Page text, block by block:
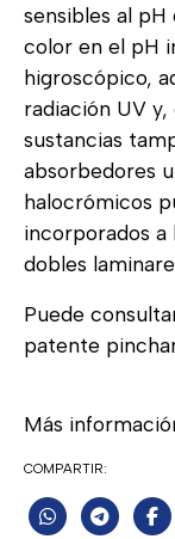
sensibles al
color en el pH
higroscópico,
radiación UV
sustancias
absorbedores
halocrómicos
incorporados a
dobles
Puede
patente
Más
COMPARTIR: